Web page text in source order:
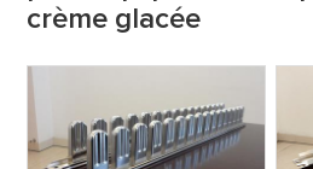
crème glacée